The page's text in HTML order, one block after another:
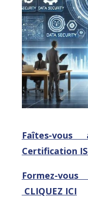
Faîtes-
Certification
Formez-vous
CLIQUEZ ICI